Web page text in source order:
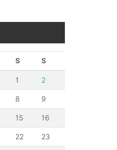
S S
1 2
8 9
15 16
22 23